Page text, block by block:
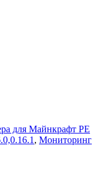
для Майнкрафт PE
, Мониторинг